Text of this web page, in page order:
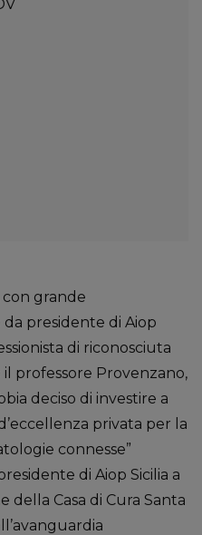
con grande
da presidente di Aiop
di riconosciuta
professore Provenzano,
deciso di investire a
privata per la
connesse”
di Aiop Sicilia a
della Casa di Cura Santa